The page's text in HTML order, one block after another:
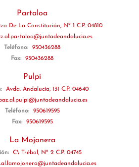
Partaloa
De La Constitución, Nº 1 C.P. 04810
Teléfono:
950436288
Fax:
950436288
Pulpí
Avda. Andalucía, 131 C.P. 04640
Teléfono:
950619595
Fax:
950619595
La Mojonera
C\ Trébol, Nº 2 C.P. 04745